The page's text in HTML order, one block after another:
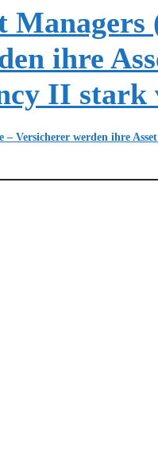
ihre
II stark
Versicherer werden ihre